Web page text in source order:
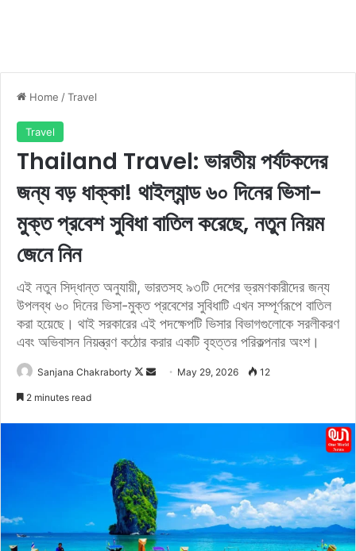
Home /Travel
Travel
Thailand Travel: ভারতীয় পর্যটকদের
জন্য বড় ধাক্কা! থাইল্যান্ড ৬০ দিনের ভিসা-
মুক্ত প্রবেশ সুবিধা বাতিল করেছে, নতুন নিয়ম
জেনে নিন
এই নতুন সিদ্ধান্ত অনুযায়ী, ভারতসহ ৯৩টি দেশের ভ্রমণকারীদের জন্য
উপলব্ধ ৬০ দিনের ভিসা-মুক্ত প্রবেশের সুবিধাটি এখন সম্পূর্ণরূপে বাতিল
করা হয়েছে। থাই সরকারের এই পদক্ষেপটি ভিসার বিভাগগুলোকে সরলীকরণ
এবং অভিবাসন নিয়ন্ত্রণ কঠোর করার একটি বৃহত্তর পরিকল্পনার অংশ।
Sanjana Chakraborty
F
o
n
X
m
a
i
May 29, 2026 12
2 minutes read